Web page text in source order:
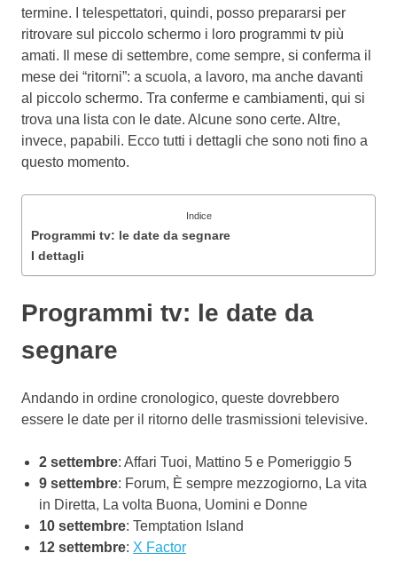
termine. I telespettatori, quindi, posso prepararsi per
ritrovare sul piccolo schermo i loro programmi tv più
amati. Il mese di settembre, come sempre, si conferma il
mese dei “ritorni”: a scuola, a lavoro, ma anche davanti
al piccolo schermo. Tra conferme e cambiamenti, qui si
trova una lista con le date. Alcune sono certe. Altre,
invece, papabili. Ecco tutti i dettagli che sono noti fino a
questo momento.
Indice
Programmi tv: le date da segnare
I dettagli
Programmi tv: le date da
segnare
Andando in ordine cronologico, queste dovrebbero
essere le date per il ritorno delle trasmissioni televisive.
2 settembre: Affari Tuoi, Mattino 5 e Pomeriggio 5
9 settembre: Forum, È sempre mezzogiorno, La vita
in Diretta, La volta Buona, Uomini e Donne
10 settembre: Temptation Island
12 settembre: X Factor